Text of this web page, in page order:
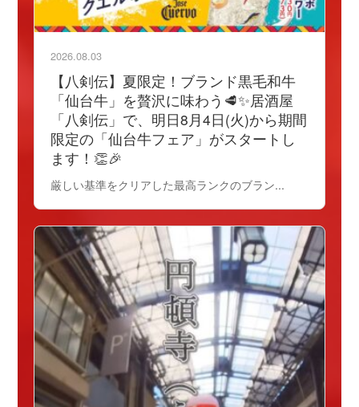
2026.08.03
【八剣伝】夏限定！ブランド黒毛和牛
「仙台牛」を贅沢に味わう🥩✨居酒屋
「八剣伝」で、明日8月4日(火)から期間
限定の「仙台牛フェア」がスタートし
ます！👏🎉
厳しい基準をクリアした最高ランクのブラン...